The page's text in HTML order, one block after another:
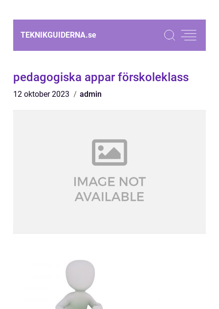
TEKNIKGUIDERNA.se
pedagogiska appar förskoleklass
12 oktober 2023 admin